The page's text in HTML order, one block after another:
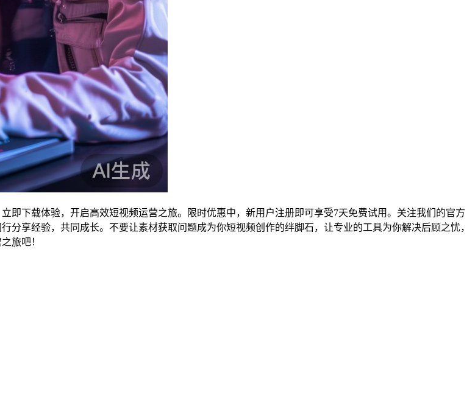
即下载体验，开启高效短视频运营之旅。限时优惠中，新用户注册即可享受7天免费试用。关注我们的官方
享经验，共同成长。不要让素材获取问题成为你短视频创作的绊脚石，让专业的工具为你解决后顾之忧，
旅吧！